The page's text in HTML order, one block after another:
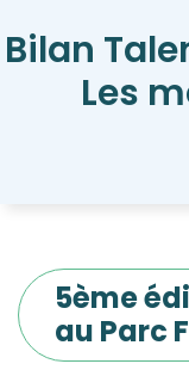
Bilan
Les
5ème
au Parc